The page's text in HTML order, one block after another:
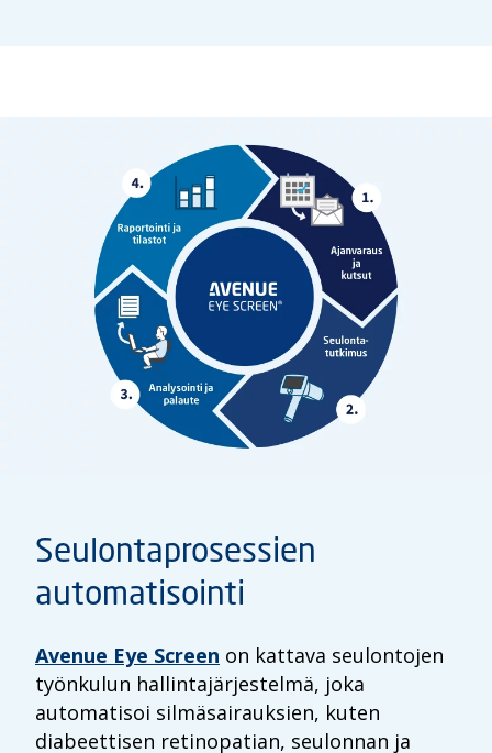
Seulontaprosessien
automatisointi
Avenue Eye Screen on kattava seulontojen
työnkulun hallintajärjestelmä, joka
automatisoi silmäsairauksien, kuten
diabeettisen retinopatian, seulonnan ja